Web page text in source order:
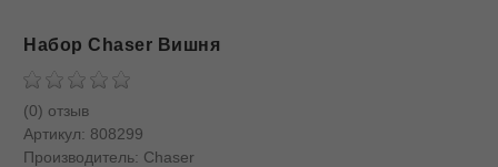
Набор Chaser Вишня
(0) отзыв
Артикул: 808299
Производитель: Chaser